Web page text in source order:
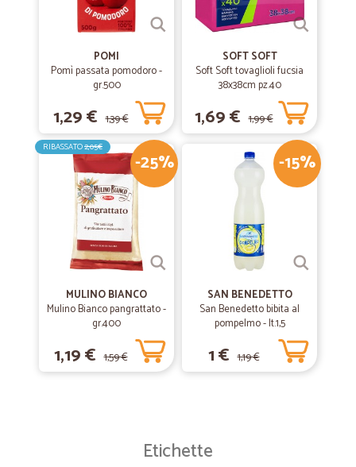
POMI
Pomì passata pomodoro -
gr.500
1,29 € 1,39 €
SOFT SOFT
Soft Soft tovaglioli fucsia
38x38cm pz.40
1,69 € 1,99 €
-25%
RIBASSATO2,05€
MULINO BIANCO
Mulino Bianco pangrattato -
gr.400
1,19 € 1,59 €
-15%
SAN BENEDETTO
San Benedetto bibita al
pompelmo - lt.1,5
1 € 1,19 €
Etichette